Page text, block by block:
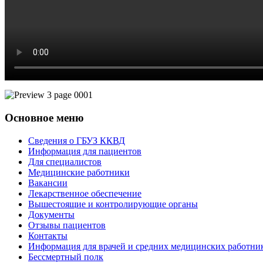
Основное меню
Сведения о ГБУЗ ККВД
Информация для пациентов
Для специалистов
Медицинские работники
Вакансии
Лекарственное обеспечение
Вышестоящие и контролирующие органы
Документы
Отзывы пациентов
Контакты
Информация для врачей и средних медицинских
Бессмертный полк